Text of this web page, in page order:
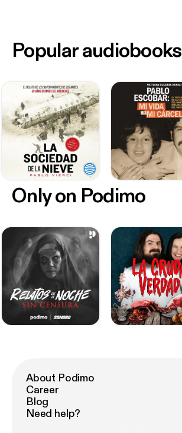
Only on Podimo
Popular audiobooks
About Podimo
Career
Blog
Need help?